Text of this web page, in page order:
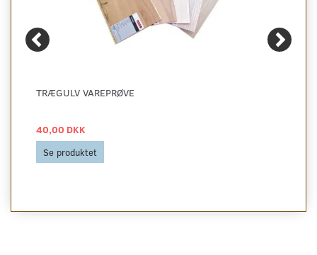
TRÆGULV VAREPRØVE
40,00 DKK
Se produktet